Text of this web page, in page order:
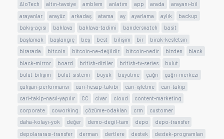
AloTech
altın-tavsiye amblem anlatım app arada
arayanı-bil
arayanlar
arayüz arkadaş atama ay ayarlama aylık
backup
bakış-açısı
baklava baklava-tadimi bandersnatch
basit
başlamak
başlangıç beş best bilişim bir
birak-kesfetsin
birarada
bitcoin bitcoin-ne-değildir bitcoin-nedir bizden
black
black-mirror
board british-diziler british-tv-series
bulut
bulut-bilişim
bulut-sistemi büyük büyütme çağrı
çağrı-merkezi
çalışan-performansı
cari-hesap-takibi cari-işletme
cari-takip
cari-takip-nasıl-yapılır
CC civar cloud
content-marketing
corporate
coworking çözüme-odaklan crm
customer
daha-kolayı-yok
değer demo-degil-tam depo
depo-transfer
depolararası-transfer
derman dertlere destek
destek-programları